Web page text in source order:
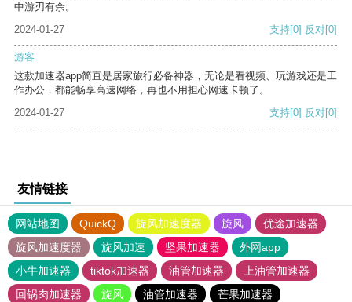
中游刃有余。
2024-01-27
支持[0] 反对[0]
游客
这款加速器app简直是居家旅行必备神器，无论是看视频、玩游戏还是工
作办公，都能畅享高速网络，再也不用担心网速卡顿了。
2024-01-27
支持[0] 反对[0]
友情链接
网站地图 QuickQ 旋风加速度器 旋风
优途加速器
旋风加速度器
旋风加速 坚果加速器
外网app
小牛加速器
tiktok加速器 油管加速器
上油管加速器
回锅肉加速器
旋风 油管加速器
芒果加速器